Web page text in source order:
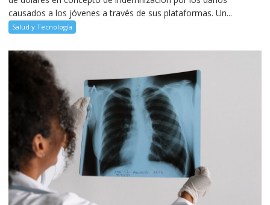
causados a los jóvenes a través de sus plataformas. Un...
Salud y Tecnología